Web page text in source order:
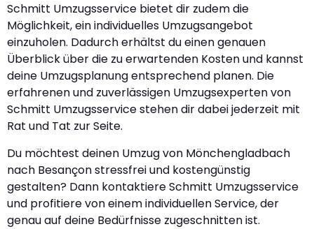
Schmitt Umzugsservice bietet dir zudem die
Möglichkeit, ein individuelles Umzugsangebot
einzuholen. Dadurch erhältst du einen genauen
Überblick über die zu erwartenden Kosten und kannst
deine Umzugsplanung entsprechend planen. Die
erfahrenen und zuverlässigen Umzugsexperten von
Schmitt Umzugsservice stehen dir dabei jederzeit mit
Rat und Tat zur Seite.
Du möchtest deinen Umzug von Mönchengladbach
nach Besançon stressfrei und kostengünstig
gestalten? Dann kontaktiere Schmitt Umzugsservice
und profitiere von einem individuellen Service, der
genau auf deine Bedürfnisse zugeschnitten ist.